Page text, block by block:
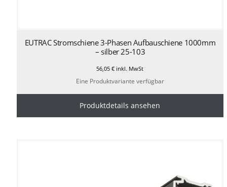
EUTRAC Stromschiene 3-Phasen Aufbauschiene 1000mm
– silber 25-103
56,05€ inkl. MwSt
Eine Produktvariante verfügbar
Produktdetails ansehen